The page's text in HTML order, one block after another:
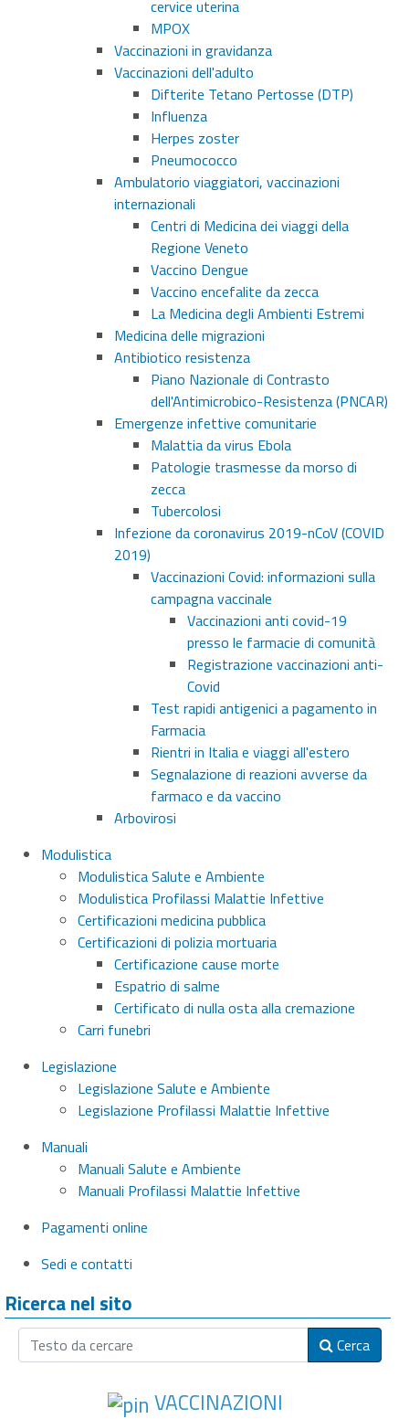
cervice uterina
MPOX
Vaccinazioni in gravidanza
Vaccinazioni dell'adulto
Difterite Tetano Pertosse (DTP)
Influenza
Herpes zoster
Pneumococco
Ambulatorio viaggiatori, vaccinazioni
internazionali
Centri di Medicina dei viaggi della
Regione Veneto
Vaccino Dengue
Vaccino encefalite da zecca
La Medicina degli Ambienti Estremi
Medicina delle migrazioni
Antibiotico resistenza
Piano Nazionale di Contrasto
dell'Antimicrobico-Resistenza (PNCAR)
Emergenze infettive comunitarie
Malattia da virus Ebola
Patologie trasmesse da morso di
zecca
Tubercolosi
Infezione da coronavirus 2019-nCoV (COVID
2019)
Vaccinazioni Covid: informazioni sulla
campagna vaccinale
Vaccinazioni anti covid-19
presso le farmacie di comunità
Registrazione vaccinazioni anti-
Covid
Test rapidi antigenici a pagamento in
Farmacia
Rientri in Italia e viaggi all'estero
Segnalazione di reazioni avverse da
farmaco e da vaccino
Arbovirosi
Modulistica
Modulistica Salute e Ambiente
Modulistica Profilassi Malattie Infettive
Certificazioni medicina pubblica
Certificazioni di polizia mortuaria
Certificazione cause morte
Espatrio di salme
Certificato di nulla osta alla cremazione
Carri funebri
Legislazione
Legislazione Salute e Ambiente
Legislazione Profilassi Malattie Infettive
Manuali
Manuali Salute e Ambiente
Manuali Profilassi Malattie Infettive
Pagamenti online
Sedi e contatti
Ricerca nel sito
Cerca
VACCINAZIONI